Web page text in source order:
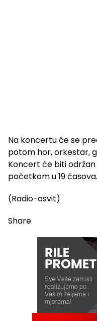
Na koncertu će se
potom hor, orkestar,
Koncert će biti
početkom u 19 časova.
(Radio-osvit)
Share